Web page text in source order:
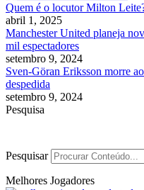
Quem é o locutor Milton
abril 1, 2025
Manchester United planeja
mil espectadores
setembro 9, 2024
Sven-Göran Eriksson morre
despedida
setembro 9, 2024
Pesquisa
Pesquisar
Melhores Jogadores